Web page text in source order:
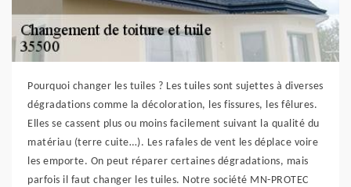
Pourquoi changer les tuiles ? Les tuiles sont sujettes à diverses
dégradations comme la décoloration, les fissures, les fêlures.
Elles se cassent plus ou moins facilement suivant la qualité du
matériau (terre cuite…). Les rafales de vent les déplace voire
les emporte. On peut réparer certaines dégradations, mais
parfois il faut changer les tuiles. Notre société MN-PROTEC